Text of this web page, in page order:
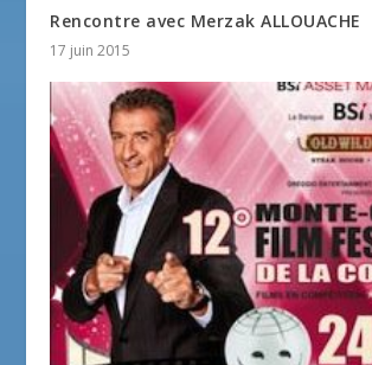
Rencontre avec Merzak ALLOUACHE
17 juin 2015